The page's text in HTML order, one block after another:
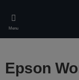
main
content
Menu
Epson